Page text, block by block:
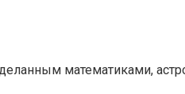
математиками,